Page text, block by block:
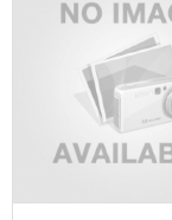
265V AC
Nhiệt độ màu:
6500K
Quang thông:
Kích thước:
Tiết kiệm điện,